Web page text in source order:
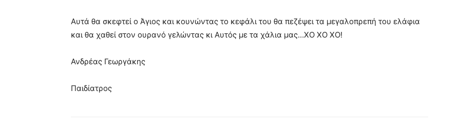
Αυτά θα σκεφτεί ο Άγιος και κουνώντας το κεφάλι του θα πεζέψει τα μεγαλοπρεπή του ελάφια
και θα χαθεί στον ουρανό γελώντας κι Αυτός με τα χάλια μας…ΧΟ ΧΟ ΧΟ!
Ανδρέας Γεωργάκης
Παιδίατρος